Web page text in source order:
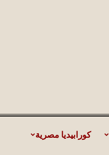
كورابيديا مصرية